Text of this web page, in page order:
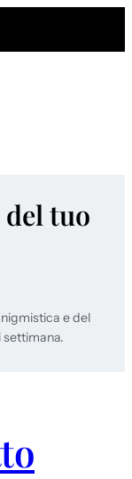
tuo
e del